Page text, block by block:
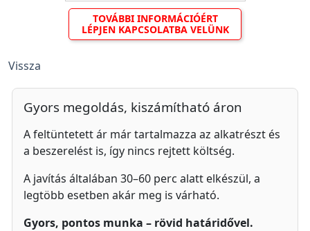
TOVÁBBI INFORMÁCIÓÉRT
LÉPJEN KAPCSOLATBA VELÜNK
Vissza
Gyors megoldás, kiszámítható áron
A feltüntetett ár már tartalmazza az alkatrészt és
a beszerelést is, így nincs rejtett költség.
A javítás általában 30–60 perc alatt elkészül, a
legtöbb esetben akár meg is várható.
Gyors, pontos munka – rövid határidővel.